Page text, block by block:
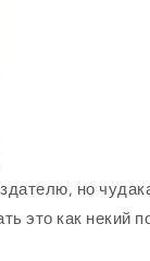
но
это как некий